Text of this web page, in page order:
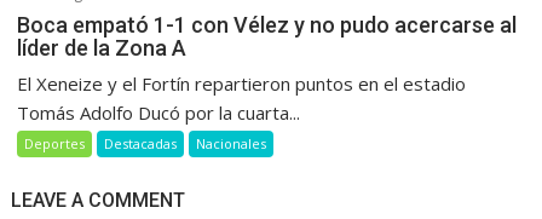
Boca empató 1-1 con Vélez y no pudo acercarse al
líder de la Zona A
El Xeneize y el Fortín repartieron puntos en el estadio
Tomás Adolfo Ducó por la cuarta...
Deportes Destacadas Nacionales
LEAVE A COMMENT